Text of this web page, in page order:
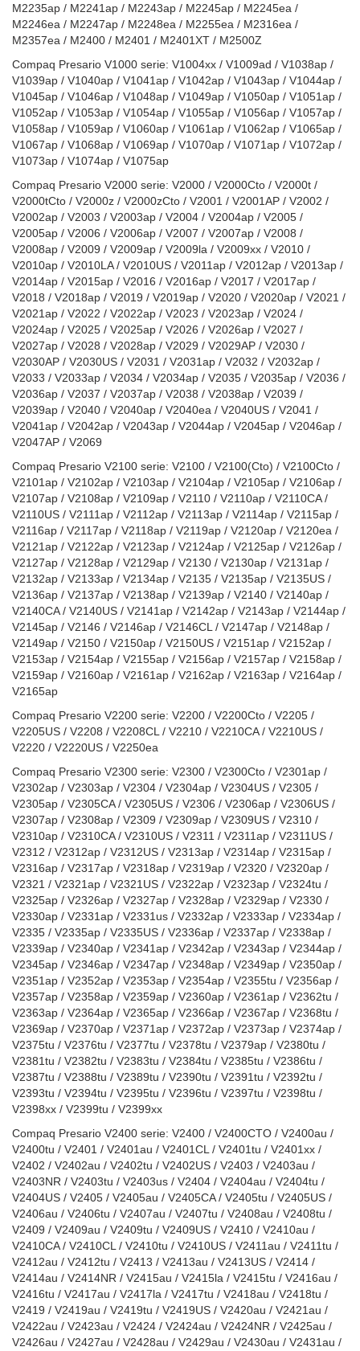
M2235ap / M2241ap / M2243ap / M2245ap / M2245ea /
M2246ea / M2247ap / M2248ea / M2255ea / M2316ea /
M2357ea / M2400 / M2401 / M2401XT / M2500Z
Compaq Presario V1000 serie: V1004xx / V1009ad / V1038ap /
V1039ap / V1040ap / V1041ap / V1042ap / V1043ap / V1044ap /
V1045ap / V1046ap / V1048ap / V1049ap / V1050ap / V1051ap /
V1052ap / V1053ap / V1054ap / V1055ap / V1056ap / V1057ap /
V1058ap / V1059ap / V1060ap / V1061ap / V1062ap / V1065ap /
V1067ap / V1068ap / V1069ap / V1070ap / V1071ap / V1072ap /
V1073ap / V1074ap / V1075ap
Compaq Presario V2000 serie: V2000 / V2000Cto / V2000t /
V2000tCto / V2000z / V2000zCto / V2001 / V2001AP / V2002 /
V2002ap / V2003 / V2003ap / V2004 / V2004ap / V2005 /
V2005ap / V2006 / V2006ap / V2007 / V2007ap / V2008 /
V2008ap / V2009 / V2009ap / V2009la / V2009xx / V2010 /
V2010ap / V2010LA / V2010US / V2011ap / V2012ap / V2013ap /
V2014ap / V2015ap / V2016 / V2016ap / V2017 / V2017ap /
V2018 / V2018ap / V2019 / V2019ap / V2020 / V2020ap / V2021 /
V2021ap / V2022 / V2022ap / V2023 / V2023ap / V2024 /
V2024ap / V2025 / V2025ap / V2026 / V2026ap / V2027 /
V2027ap / V2028 / V2028ap / V2029 / V2029AP / V2030 /
V2030AP / V2030US / V2031 / V2031ap / V2032 / V2032ap /
V2033 / V2033ap / V2034 / V2034ap / V2035 / V2035ap / V2036 /
V2036ap / V2037 / V2037ap / V2038 / V2038ap / V2039 /
V2039ap / V2040 / V2040ap / V2040ea / V2040US / V2041 /
V2041ap / V2042ap / V2043ap / V2044ap / V2045ap / V2046ap /
V2047AP / V2069
Compaq Presario V2100 serie: V2100 / V2100(Cto) / V2100Cto /
V2101ap / V2102ap / V2103ap / V2104ap / V2105ap / V2106ap /
V2107ap / V2108ap / V2109ap / V2110 / V2110ap / V2110CA /
V2110US / V2111ap / V2112ap / V2113ap / V2114ap / V2115ap /
V2116ap / V2117ap / V2118ap / V2119ap / V2120ap / V2120ea /
V2121ap / V2122ap / V2123ap / V2124ap / V2125ap / V2126ap /
V2127ap / V2128ap / V2129ap / V2130 / V2130ap / V2131ap /
V2132ap / V2133ap / V2134ap / V2135 / V2135ap / V2135US /
V2136ap / V2137ap / V2138ap / V2139ap / V2140 / V2140ap /
V2140CA / V2140US / V2141ap / V2142ap / V2143ap / V2144ap /
V2145ap / V2146 / V2146ap / V2146CL / V2147ap / V2148ap /
V2149ap / V2150 / V2150ap / V2150US / V2151ap / V2152ap /
V2153ap / V2154ap / V2155ap / V2156ap / V2157ap / V2158ap /
V2159ap / V2160ap / V2161ap / V2162ap / V2163ap / V2164ap /
V2165ap
Compaq Presario V2200 serie: V2200 / V2200Cto / V2205 /
V2205US / V2208 / V2208CL / V2210 / V2210CA / V2210US /
V2220 / V2220US / V2250ea
Compaq Presario V2300 serie: V2300 / V2300Cto / V2301ap /
V2302ap / V2303ap / V2304 / V2304ap / V2304US / V2305 /
V2305ap / V2305CA / V2305US / V2306 / V2306ap / V2306US /
V2307ap / V2308ap / V2309 / V2309ap / V2309US / V2310 /
V2310ap / V2310CA / V2310US / V2311 / V2311ap / V2311US /
V2312 / V2312ap / V2312US / V2313ap / V2314ap / V2315ap /
V2316ap / V2317ap / V2318ap / V2319ap / V2320 / V2320ap /
V2321 / V2321ap / V2321US / V2322ap / V2323ap / V2324tu /
V2325ap / V2326ap / V2327ap / V2328ap / V2329ap / V2330 /
V2330ap / V2331ap / V2331us / V2332ap / V2333ap / V2334ap /
V2335 / V2335ap / V2335US / V2336ap / V2337ap / V2338ap /
V2339ap / V2340ap / V2341ap / V2342ap / V2343ap / V2344ap /
V2345ap / V2346ap / V2347ap / V2348ap / V2349ap / V2350ap /
V2351ap / V2352ap / V2353ap / V2354ap / V2355tu / V2356ap /
V2357ap / V2358ap / V2359ap / V2360ap / V2361ap / V2362tu /
V2363ap / V2364ap / V2365ap / V2366ap / V2367ap / V2368tu /
V2369ap / V2370ap / V2371ap / V2372ap / V2373ap / V2374ap /
V2375tu / V2376tu / V2377tu / V2378tu / V2379ap / V2380tu /
V2381tu / V2382tu / V2383tu / V2384tu / V2385tu / V2386tu /
V2387tu / V2388tu / V2389tu / V2390tu / V2391tu / V2392tu /
V2393tu / V2394tu / V2395tu / V2396tu / V2397tu / V2398tu /
V2398xx / V2399tu / V2399xx
Compaq Presario V2400 serie: V2400 / V2400CTO / V2400au /
V2400tu / V2401 / V2401au / V2401CL / V2401tu / V2401xx /
V2402 / V2402au / V2402tu / V2402US / V2403 / V2403au /
V2403NR / V2403tu / V2403us / V2404 / V2404au / V2404tu /
V2404US / V2405 / V2405au / V2405CA / V2405tu / V2405US /
V2406au / V2406tu / V2407au / V2407tu / V2408au / V2408tu /
V2409 / V2409au / V2409tu / V2409US / V2410 / V2410au /
V2410CA / V2410CL / V2410tu / V2410US / V2411au / V2411tu /
V2412au / V2412tu / V2413 / V2413au / V2413US / V2414 /
V2414au / V2414NR / V2415au / V2415la / V2415tu / V2416au /
V2416tu / V2417au / V2417la / V2417tu / V2418au / V2418tu /
V2419 / V2419au / V2419tu / V2419US / V2420au / V2421au /
V2422au / V2423au / V2424 / V2424au / V2424NR / V2425au /
V2426au / V2427au / V2428au / V2429au / V2430au / V2431au /